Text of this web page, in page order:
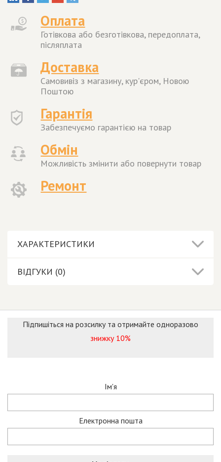
Оплата
Готівкова або безготівкова, передоплата,
післяплата
Доставка
Самовивіз з магазину, кур'єром, Новою
Поштою
Гарантія
Забезпечуємо гарантією на товар
Обмін
Можливість змінити або повернути товар
Ремонт
ХАРАКТЕРИСТИКИ
ВІДГУКИ (0)
Підпишіться на розсилку та отримайте одноразово
знижку 10%
Ім'я
Електронна пошта